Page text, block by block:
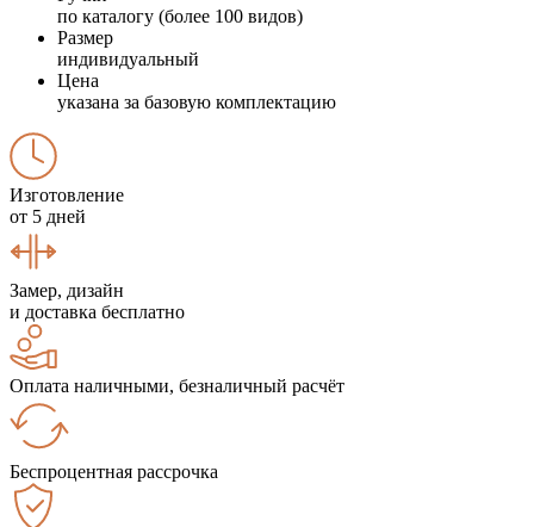
по каталогу (более 100 видов)
Размер
индивидуальный
Цена
указана за базовую комплектацию
Изготовление
от 5 дней
Замер, дизайн
и доставка бесплатно
Оплата наличными, безналичный расчёт
Беспроцентная рассрочка